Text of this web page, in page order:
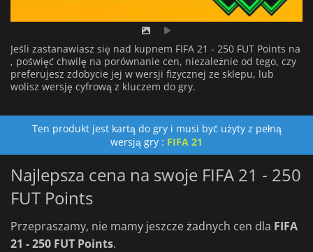
Jeśli zastanawiasz się nad kupnem FIFA 21 - 250 FUT Points na
, poświęć chwilę na porównanie cen, niezależnie od tego, czy
preferujesz zdobycie jej w wersji fizycznej ze sklepu, lub
wolisz wersję cyfrową z kluczem do gry.
Ten produkt jest kartą do gry i musi być użyty z pełną
wersją gry : FIFA 21
Najlepsza cena na swoje FIFA 21 - 250
FUT Points
Przepraszamy, nie mamy jeszcze żadnych cen dla FIFA
21 - 250 FUT Points.